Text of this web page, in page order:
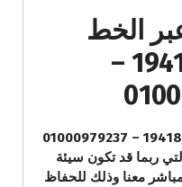
الخط
الساخن 19418 –
تواصلكم معنا عبر الخط الساخن 19418 – 01000979237
ربما قد تكون سيئة
معنا وذلك للحفاظ